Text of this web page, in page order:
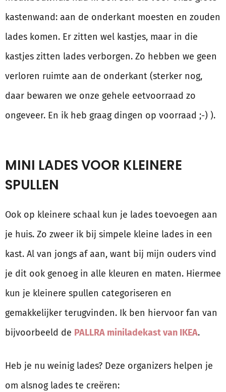
kastenwand: aan de onderkant moesten en zouden
lades komen. Er zitten wel kastjes, maar in die
kastjes zitten lades verborgen. Zo hebben we geen
verloren ruimte aan de onderkant (sterker nog,
daar bewaren we onze gehele eetvoorraad zo
ongeveer. En ik heb graag dingen op voorraad ;-) ).
MINI LADES VOOR KLEINERE
SPULLEN
Ook op kleinere schaal kun je lades toevoegen aan
je huis. Zo zweer ik bij simpele kleine lades in een
kast. Al van jongs af aan, want bij mijn ouders vind
je dit ook genoeg in alle kleuren en maten. Hiermee
kun je kleinere spullen categoriseren en
gemakkelijker terugvinden. Ik ben hiervoor fan van
bijvoorbeeld de PALLRA miniladekast van IKEA.
Heb je nu weinig lades? Deze organizers helpen je
om alsnog lades te creëren: